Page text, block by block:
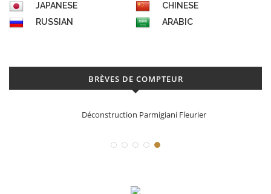
JAPANESE
CHINESE
RUSSIAN
ARABIC
BRÈVES DE COMPTEUR
Déconstruction Parmigiani Fleurier